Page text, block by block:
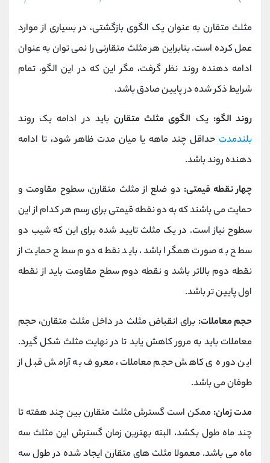
مثلث متقارن به عنوان یک الگوی بازگشتی، در بسیاری از موارد
عمل کرده است. بنابراین هر مثلث متقارنی را نمی توان به عنوان
ادامه دهنده روند نظر گرفت، مگر این که در این الگو، تمام
شرایط ذکر شده در پایین صادق باشد.
روند الگو: یک الگوی مثلث متقارن باید در ادامه یک روند
بلندمدت حداقل چند ماهه یا میان مدت ظاهر شود، تا ادامه
دهنده روند باشد.
چهار نقطه قیمتی: دو ضلع از مثلث متقارن، سطوح مقاومت و
حمایت می باشند که به دو نقطه قیمتی برای رسم هر کدام از این
سطوح نیاز است. در یک مثلث تایید شده برای این که شیب دو
سطح به صورت همگرا باشد، باید نقطه دوم سطح حمایت از
نقطه دوم بالاتر باشد و نقطه دوم سطح مقاومت باید از نقطه
اول پایین تر باشد.
حجم معاملات: برای انقباض مثلث در داخل مثلث متقارن، حجم
معاملات باید به مرور کاهش یابد تا در نهایت مثلث شکل گیرد.
این دوره ی کاهش حجم معاملات، معروف به آرامش قبل از
طوفان می باشد.
مدت زمان: ممکن است گسترش مثلث متقارن بین چند هفته تا
چند ماه طول بکشد، البته بهترین زمان گسترش این مثلث سه
ماه می باشد. معمولا مثلث های متقارن ایجاد شده در طول سه